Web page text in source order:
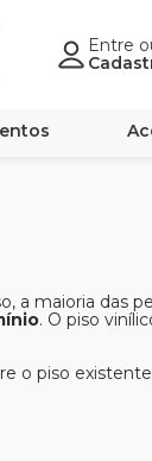
Entre
maioria das
. O piso
o piso